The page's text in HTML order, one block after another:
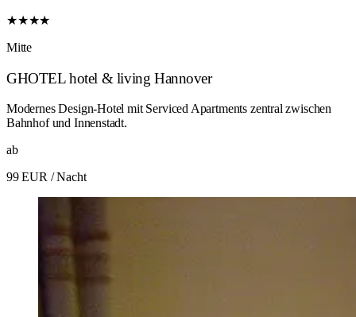
★★★★
Mitte
GHOTEL hotel & living Hannover
Modernes Design-Hotel mit Serviced Apartments zentral zwischen
Bahnhof und Innenstadt.
ab
99 EUR / Nacht